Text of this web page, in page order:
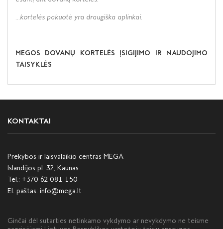
...kortelės pakuotė yra draugiška aplinkai.
MEGOS DOVANŲ KORTELĖS ĮSIGIJIMO IR NAUDOJIMO
TAISYKLĖS
KONTAKTAI
Prekybos ir laisvalaikio centras MEGA
Islandijos pl. 32, Kaunas
Tel.: +370 62 081 150
El. paštas: info@mega.lt
Ginčai dėl sutarties netinkamo vykdymo ar nevykdymo ne teisme